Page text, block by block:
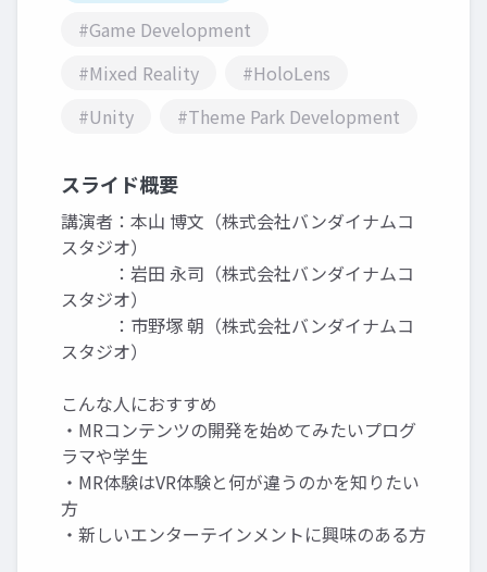
#Game Development
#Mixed Reality
#HoloLens
#Unity
#Theme Park Development
スライド概要
講演者：本山 博文（株式会社バンダイナムコ
スタジオ）
：岩田 永司（株式会社バンダイナムコ
スタジオ）
：市野塚 朝（株式会社バンダイナムコ
スタジオ）
こんな人におすすめ
・MRコンテンツの開発を始めてみたいプログ
ラマや学生
・MR体験はVR体験と何が違うのかを知りたい
方
・新しいエンターテインメントに興味のある方